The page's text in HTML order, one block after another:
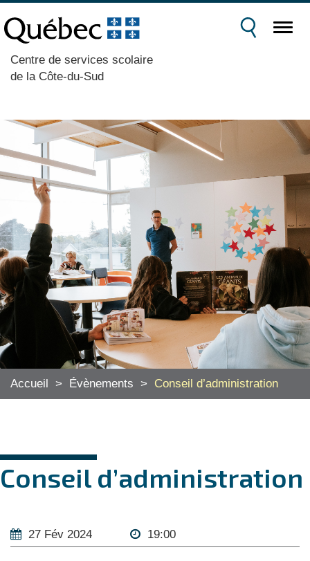
Centre de services scolaire
de la Côte-du-Sud
Accueil > Évènements > Conseil d’administration
Conseil d’administration
27 Fév 2024 19:00